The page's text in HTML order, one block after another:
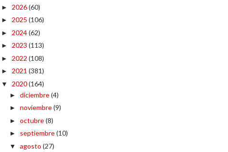
► 2026(60)
► 2025 (106)
► 2024(62)
► 2023 (113)
► 2022 (108)
► 2021 (381)
▼ 2020(164)
► diciembre(4)
► noviembre(9)
► octubre(8)
► septiembre(10)
▼ agosto (27)